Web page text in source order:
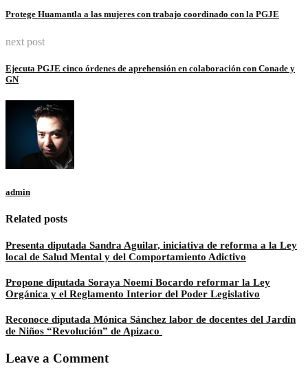
Protege Huamantla a las mujeres con trabajo coordinado con la PGJE
next post
Ejecuta PGJE cinco órdenes de aprehensión en colaboración con Conade y
GN
admin
Related posts
Presenta diputada Sandra Aguilar, iniciativa de reforma a la Ley
local de Salud Mental y del Comportamiento Adictivo
Propone diputada Soraya Noemí Bocardo reformar la Ley
Orgánica y el Reglamento Interior del Poder Legislativo
Reconoce diputada Mónica Sánchez labor de docentes del Jardín
de Niños “Revolución” de Apizaco
Leave a Comment